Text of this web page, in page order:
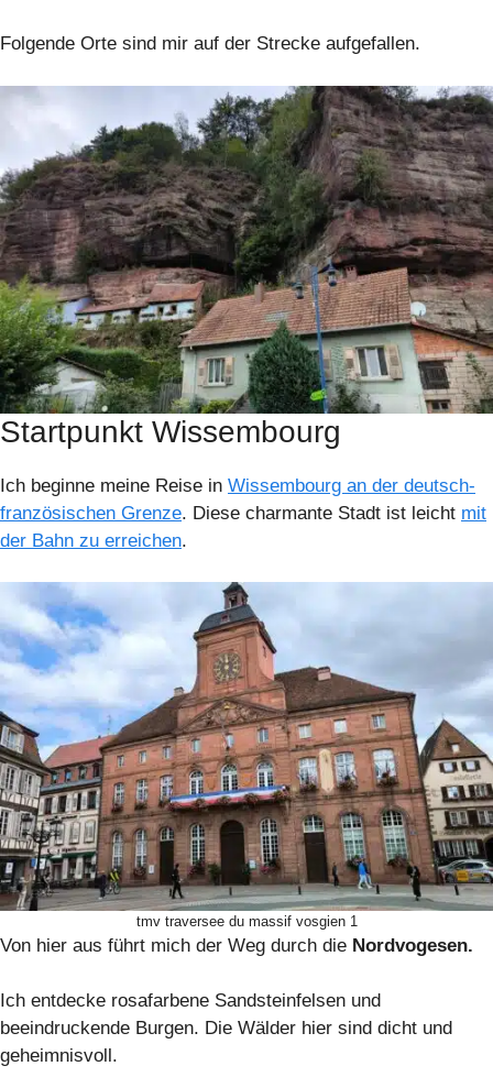
Folgende Orte sind mir auf der Strecke aufgefallen.
Startpunkt Wissembourg
Ich beginne meine Reise in Wissembourg an der deutsch-
französischen Grenze. Diese charmante Stadt ist leicht mit
der Bahn zu erreichen.
tmv traversee du massif vosgien 1
Von hier aus führt mich der Weg durch die Nordvogesen.
Ich entdecke rosafarbene Sandsteinfelsen und
beeindruckende Burgen. Die Wälder hier sind dicht und
geheimnisvoll.